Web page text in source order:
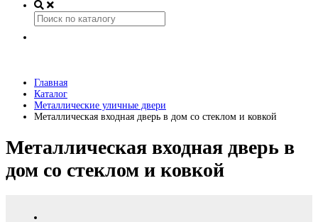
Главная
Каталог
Металлические уличные двери
Металлическая входная дверь в дом со стеклом и ковкой
Металлическая входная дверь в
дом со стеклом и ковкой